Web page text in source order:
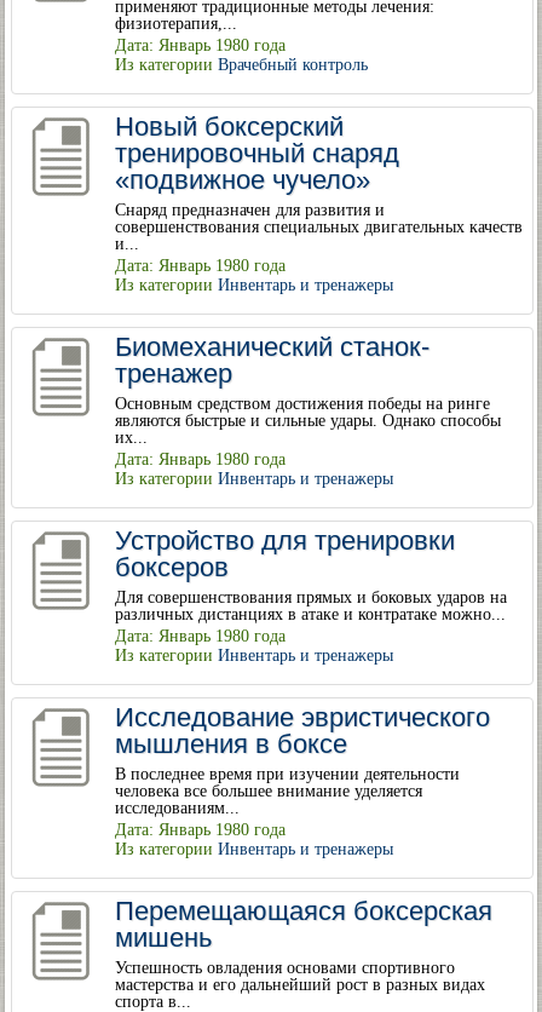
применяют традиционные методы лечения:
физиотерапия,...
Дата: Январь 1980 года
Из категории Врачебный контроль
Новый боксерский
тренировочный снаряд
«подвижное чучело»
Снаряд предназначен для развития и
совершенствования специальных двигательных качеств
и...
Дата: Январь 1980 года
Из категории Инвентарь и тренажеры
Биомеханический станок-
тренажер
Основным средством достижения победы на ринге
являются быстрые и сильные удары. Однако способы
их...
Дата: Январь 1980 года
Из категории Инвентарь и тренажеры
Устройство для тренировки
боксеров
Для совершенствования прямых и боковых ударов на
различных дистанциях в атаке и контратаке можно...
Дата: Январь 1980 года
Из категории Инвентарь и тренажеры
Исследование эвристического
мышления в боксе
В последнее время при изучении деятельности
человека все большее внимание уделяется
исследованиям...
Дата: Январь 1980 года
Из категории Инвентарь и тренажеры
Перемещающаяся боксерская
мишень
Успешность овладения основами спортивного
мастерства и его дальнейший рост в разных видах
спорта в...